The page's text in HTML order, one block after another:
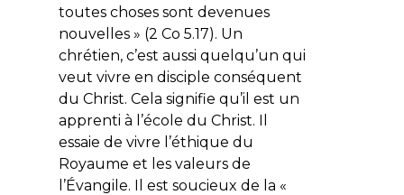
toutes choses sont devenues
nouvelles » (2 Co 5.17). Un
chrétien, c’est aussi quelqu’un qui
veut vivre en disciple conséquent
du Christ. Cela signifie qu’il est un
apprenti à l’école du Christ. Il
essaie de vivre l’éthique du
Royaume et les valeurs de
l’Évangile. Il est soucieux de la «